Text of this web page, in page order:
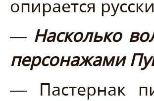
опирается
— Насколько
персонажами
—
Пастернак